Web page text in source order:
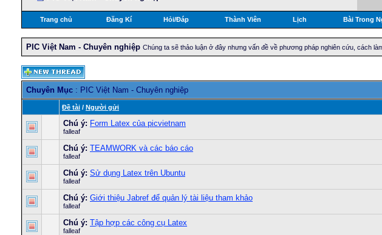
Trang chủ Đăng Kí Hỏi/Ðáp Thành Viên Lịch Bài Trong
PIC Việt Nam - Chuyên nghiệp Chúng ta sẽ thảo luận ở đây nhưng vấn đề về phương pháp nghiên cứu, cách
Chuyên Mục : PIC Việt Nam - Chuyên nghiệp
Ðề tài / Người gửi
Chú ý: Form Latex của picvietnam
falleaf
Chú ý: TEAMWORK và các báo cáo
falleaf
Chú ý: Sử dụng Latex trên Ubuntu
falleaf
Chú ý: Giới thiệu Jabref để quản lý tài liệu tham khảo
falleaf
Chú ý: Tập hợp các công cụ Latex
falleaf